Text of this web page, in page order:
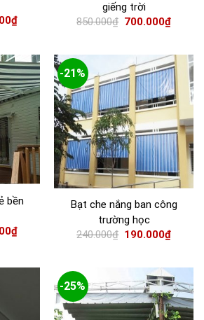
₫
giếng trời
850.000₫ 700.000₫
bền
₫
-21%
Bạt che nắng ban công
trường học
240.000₫ 190.000₫
-25%